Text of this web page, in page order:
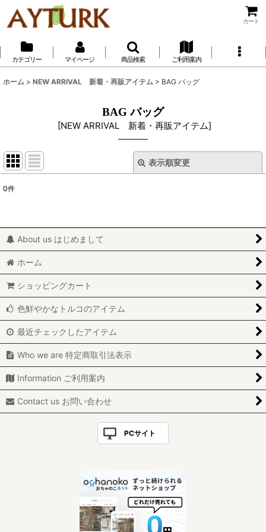
カート
カテゴリー マイページ 商品検索 ご利用案内
ホーム > NEW ARRIVAL 新着・再販アイテム > BAG バッグ
BAG バッグ
[NEW ARRIVAL 新着・再販アイテム]
表示順変更
並び順:
0件
About us はじめまして
ホーム
ショッピングカート
色鮮やかなトルコのアイテム
最近チェックしたアイテム
Who we are 特定商取引法表示
Information ご利用案内
Contact us お問い合わせ
PCサイト